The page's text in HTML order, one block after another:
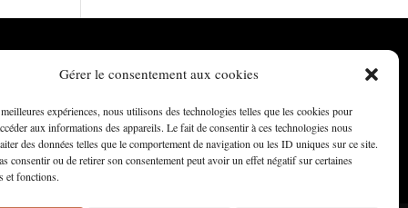
Gérer le consentement aux cookies
expériences, nous utilisons des technologies telles que les cookies pour
aux informations des appareils. Le fait de consentir à ces technologies nous
des données telles que le comportement de navigation ou les ID uniques sur ce site.
consentir ou de retirer son consentement peut avoir un effet négatif sur certaines
et fonctions.